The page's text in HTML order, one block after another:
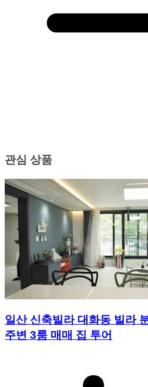
관심 상품
일산 신축빌라 대화동 빌라
주변 3룸 매매 집 투어